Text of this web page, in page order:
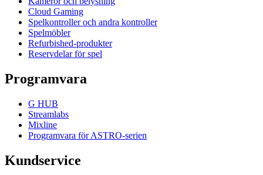
Cloud Gaming
Spelkontroller och andra kontroller
Spelmöbler
Refurbished-produkter
Reservdelar för spel
Programvara
G HUB
Streamlabs
Mixline
Programvara för ASTRO-serien
Kundservice